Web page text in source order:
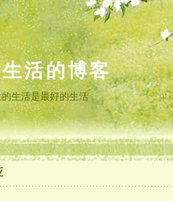
活的博客
的生活是最好的生活